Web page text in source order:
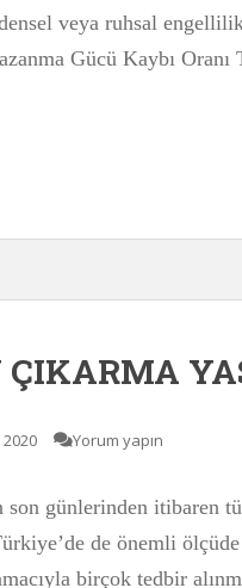
veya ruhsal
Gücü Kaybı
ÇIKARMA
Yorum yapın
son günlerinden itibaren
de önemli
birçok tedbir